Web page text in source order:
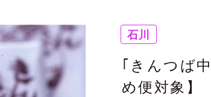
石川
｢きんつば
め便対象】